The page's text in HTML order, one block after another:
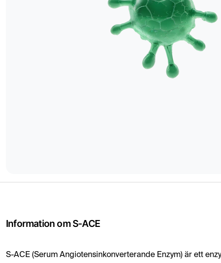
Information om S-ACE
S-ACE (Serum Angiotensinkonverterande Enzym) är ett